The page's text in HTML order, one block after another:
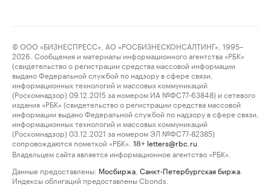
© ООО «БИЗНЕСПРЕСС», АО «РОСБИЗНЕСКОНСАЛТИНГ», 1995–
2026. Сообщения и материалы информационного агентства «РБК»
(свидетельство о регистрации средства массовой информации
выдано Федеральной службой по надзору в сфере связи,
информационных технологий и массовых коммуникаций
(Роскомнадзор) 09.12.2015 за номером ИА №ФС77-63848) и сетевого
издания «РБК» (свидетельство о регистрации средства массовой
информации выдано Федеральной службой по надзору в сфере связи,
информационных технологий и массовых коммуникаций
(Роскомнадзор) 03.12.2021 за номером ЭЛ №ФС77-82385)
сопровождаются пометкой «РБК».
18+ letters@rbc.ru
Владельцем сайта является информационное агентство «РБК».
Данные предоставлены: Мосбиржа Санкт-Петербургская биржа
Индексы облигаций предоставлены Cbonds.